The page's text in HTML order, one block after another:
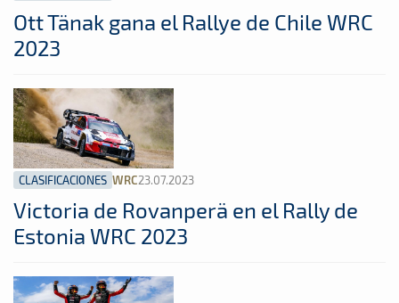
Ott Tänak gana el Rallye de Chile WRC
2023
CLASIFICACIONES WRC23.07.2023
Victoria de Rovanperä en el Rally de
Estonia WRC 2023